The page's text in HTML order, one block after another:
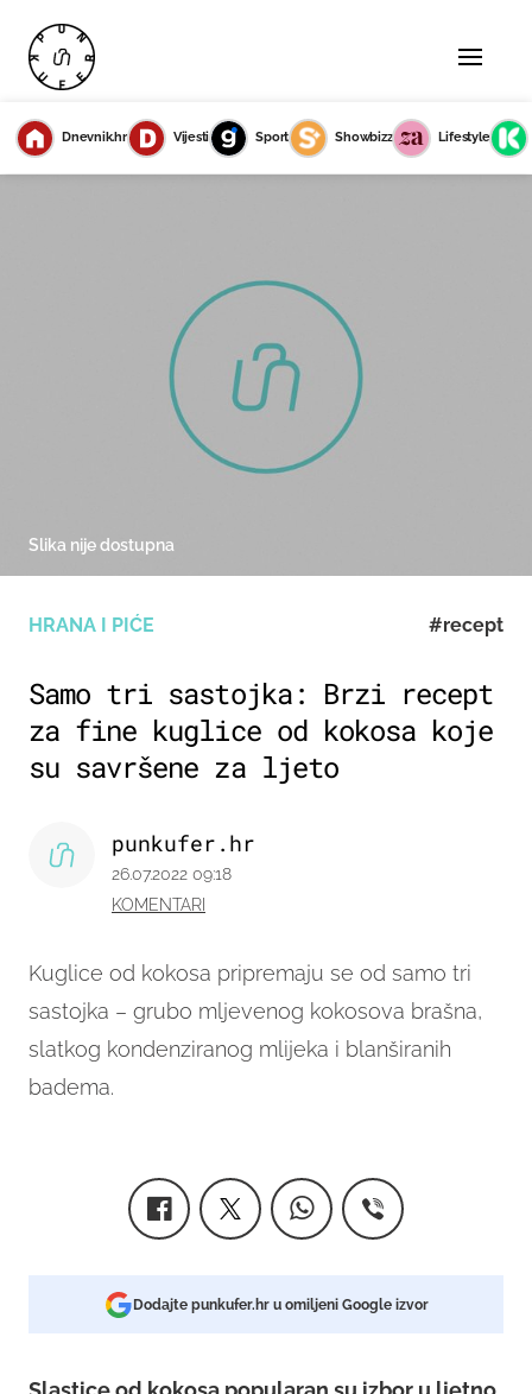
Dnevnik.hr Vijesti Sport Showbizz Lifestyle
HRANA I PIĆE #recept
Samo tri sastojka: Brzi recept
za fine kuglice od kokosa koje
su savršene za ljeto
Kuglice od kokosa pripremaju se od samo tri
sastojka – grubo mljevenog kokosova brašna,
slatkog kondenziranog mlijeka i blanširanih
badema.
punkufer.hr
26.07.2022 09:18
KOMENTARI
Slika nije dostupna
Dodajte punkufer.hr u omiljeni Google izvor